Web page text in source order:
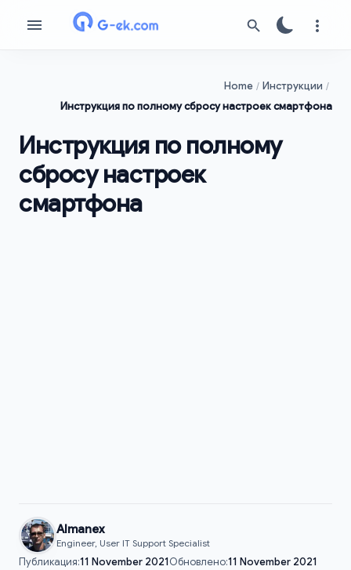
Home
Инструкции
Инструкция по полному сбросу настроек смартфона
Инструкция по полному
сбросу настроек
смартфона
Almanex
Engineer, User IT Support Specialist
Публикация:11 November 2021Обновлено:11 November 2021